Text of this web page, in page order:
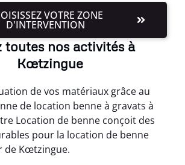
VOTRE ZONE
D'INTERVENTION
toutes nos activités à
Kœtzingue
de vos matériaux grâce au
de location benne à gravats à
Location de benne conçoit des
pour la location de benne
de Kœtzingue.